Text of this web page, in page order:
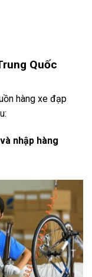
Quốc
hàng xe đạp
nhập hàng